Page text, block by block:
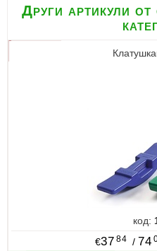
Други артикули
код:
€37 84 / 74